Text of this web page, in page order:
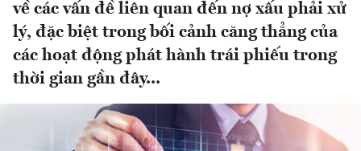
về các vấn đề liên quan đến nợ xấu phải xử
lý, đặc biệt trong bối cảnh căng thẳng của
các hoạt động phát hành trái phiếu trong
thời gian gần đây...